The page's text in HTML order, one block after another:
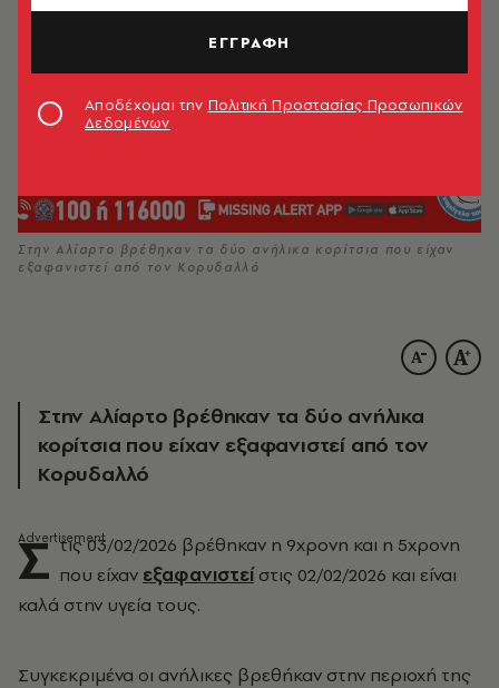
Στην Αλίαρτο βρέθηκαν τα δύο ανήλικα κορίτσια που είχαν
εξαφανιστεί από τον Κορυδαλλό
Στην Αλίαρτο βρέθηκαν τα δύο ανήλικα
κορίτσια που είχαν εξαφανιστεί από τον
Κορυδαλλό
Σ τις 03/02/2026 βρέθηκαν η 9χρονη και η 5χρονη
που είχαν εξαφανιστείστις 02/02/2026 και είναι
καλά στην υγεία τους.
Συγκεκριμένα οι ανήλικες βρεθήκαν στην περιοχή της
ΕΓΓΡΑΦΗ
Αποδέχομαι την Πολιτική Προστασίας Προσωπικών
Δεδομένων